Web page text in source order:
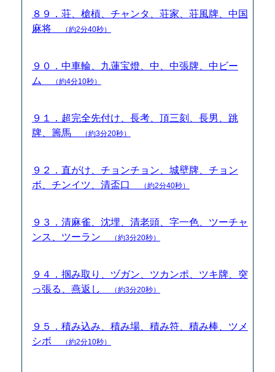
８９．荘、槍槓、チャンタ、荘家、荘風牌、中国
麻将
（約2分40秒）
９０．中車輪、九蓮宝燈、中、中張牌、中ビー
ム
（約4分10秒）
９１．超完全先付け、長考、頂三刻、長男、跳
牌、籌馬
（約3分20秒）
９２．直がけ、チョンチョン、城壁牌、チョン
ボ、チンイツ、清盃口
（約2分40秒）
９３．清麻雀、沈埋、清老頭、字一色、ツーチャ
ンス、ツーラン
（約3分20秒）
９４．掴み取り、ヅガン、ツカンポ、ツキ牌、突
っ張る、燕返し
（約3分20秒）
９５．積み込み、積み場、積み符、積み棒、ツメ
シボ
（約2分10秒）